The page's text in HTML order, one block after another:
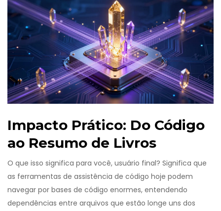
Impacto Prático: Do Código
ao Resumo de Livros
O que isso significa para você, usuário final? Significa que
as ferramentas de assistência de código hoje podem
navegar por bases de código enormes, entendendo
dependências entre arquivos que estão longe uns dos